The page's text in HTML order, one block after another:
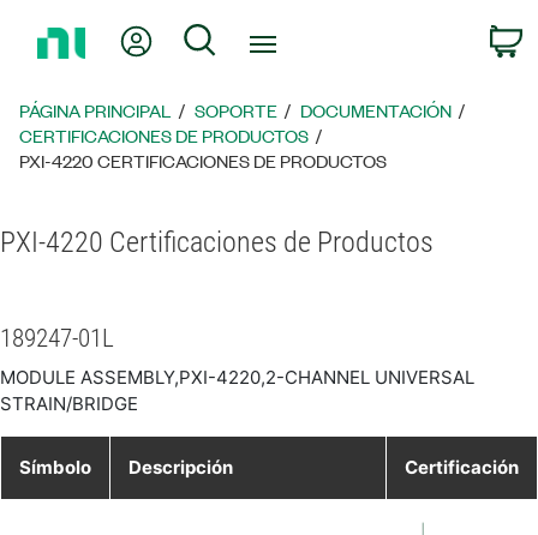
página
principal
Mi cuentaBúsqueda
PÁGINA PRINCIPAL SOPORTE
DOCUMENTACIÓN
CERTIFICACIONES DE PRODUCTOS
PXI-4220 CERTIFICACIONES DE PRODUCTOS
PXI-4220 Certificaciones de Productos
189247-01L
MODULE ASSEMBLY,PXI-4220,2-CHANNEL UNIVERSAL
STRAIN/BRIDGE
Símbolo Descripción Certificación